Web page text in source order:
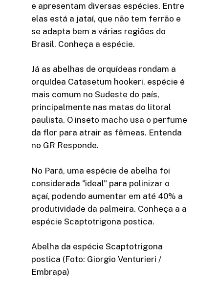
e apresentam diversas espécies. Entre
elas está a jataí, que não tem ferrão e
se adapta bem a várias regiões do
Brasil. Conheça a espécie.
Já as abelhas de orquídeas rondam a
orquídea Catasetum hookeri, espécie é
mais comum no Sudeste do país,
principalmente nas matas do litoral
paulista. O inseto macho usa o perfume
da flor para atrair as fêmeas. Entenda
no GR Responde.
No Pará, uma espécie de abelha foi
considerada "ideal" para polinizar o
açaí, podendo aumentar em até 40% a
produtividade da palmeira. Conheça a a
espécie Scaptotrigona postica.
Abelha da espécie Scaptotrigona
postica (Foto: Giorgio Venturieri /
Embrapa)